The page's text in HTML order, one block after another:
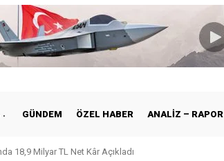
GÜNDEM ÖZEL HABER ANALIZ – RAPOR
18,9 Milyar TL Net Kâr Açıkladı
Taşımacılığına Dijital Çözüm: LAR Verify Tanıtıldı